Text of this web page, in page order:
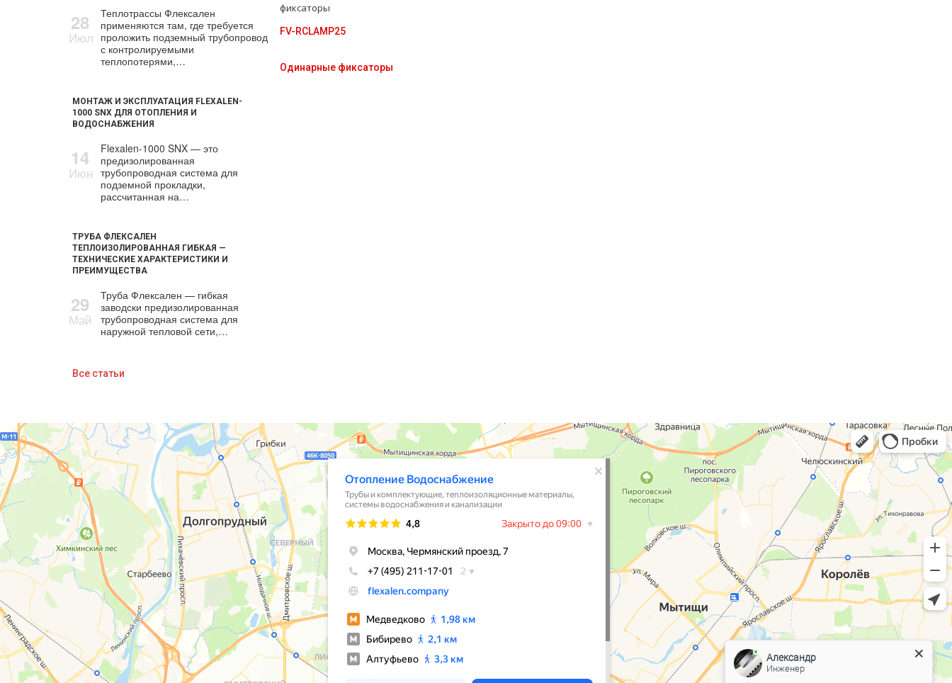
28
Июл
Теплотрассы Флексален
применяются там, где требуется
проложить подземный трубопровод
с контролируемыми
теплопотерями,…
МОНТАЖ И ЭКСПЛУАТАЦИЯ FLEXALEN-
1000 SNX ДЛЯ ОТОПЛЕНИЯ И
ВОДОСНАБЖЕНИЯ
14
Июн
Flexalen-1000 SNX — это
предизолированная
трубопроводная система для
подземной прокладки,
рассчитанная на…
ТРУБА ФЛЕКСАЛЕН
ТЕПЛОИЗОЛИРОВАННАЯ ГИБКАЯ —
ТЕХНИЧЕСКИЕ ХАРАКТЕРИСТИКИ И
ПРЕИМУЩЕСТВА
29
Май
Труба Флексален — гибкая
заводски предизолированная
трубопроводная система для
наружной тепловой сети,…
Все статьи
фиксаторы
FV-RCLAMP25
Одинарные фиксаторы
Александр
Инженер